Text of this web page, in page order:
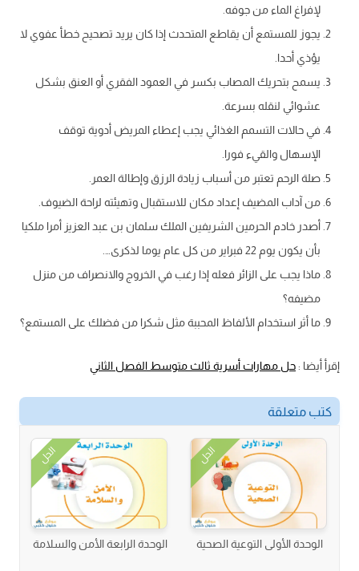
لإفراغ الماء من جوفه.
يجوز للمستمع أن يقاطع المتحدث إذا كان يريد تصحيح خطأ عفوي لا
يؤذي أحدا.
يسمح بتحريك المصاب بكسر في العمود الفقري أو العنق بشكل
عشوائي لنقله بسرعة.
في حالات التسمم الغذائي يجب إعطاء المريض أدوية توقف
الإسهال والقيء فورا.
صلة الرحم تعتبر من أسباب زيادة الرزق وإطالة العمر.
من آداب المضيف إعداد مكان للاستقبال وتهيئته لراحة الضيوف.
أصدر خادم الحرمين الشريفين الملك سلمان بن عبد العزيز أمرا ملكيا
بأن يكون يوم 22 فبراير من كل عام يوما لذكرى….
ماذا يجب على الزائر فعله إذا رغب في الخروج والانصراف من منزل
مضيفه؟
ما أثر استخدام الألفاظ المحببة مثل شكرا من فضلك على المستمع؟
إقرأ أيضا :حل مهارات أسرية ثالث متوسط الفصل الثاني
كتب متعلقة
الحل
الوحدة الأولى التوعية الصحية
الحل
الوحدة الرابعة الأمن والسلامة